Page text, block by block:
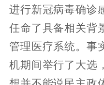
进行新冠病毒确诊
任命了具备相关背
管理医疗系统。事
机期间举行了大选